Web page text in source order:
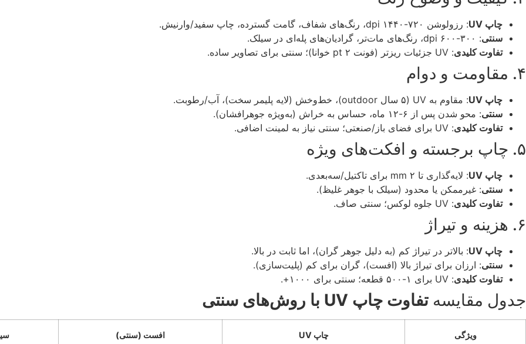
چاپ UV
: رزولوشن ۷۲۰-۱۴۴۰ dpi، رنگ‌های شفاف، گامت گسترده، چاپ سفید/وارنیش.
سنتی: ۳۰۰-۶۰۰ dpi، رنگ‌های مات‌تر، گرادیان‌های پله‌ای در سیلک.
تفاوت کلیدی: UV جزئیات ریزتر (فونت ۲ pt خوانا)؛ سنتی برای تصاویر ساده.
۴. مقاومت و دوام
چاپ UV
: مقاوم به UV (۵ سال outdoor)، خط‌وخش (لایه پلیمر سخت)، آب/رطوبت.
سنتی: محو شدن پس از ۶-۱۲ ماه، حساس به خراش (به‌ویژه جوهرافشان).
تفاوت کلیدی: UV برای فضای باز/صنعتی؛ سنتی نیاز به لمینت اضافی.
۵. چاپ برجسته و افکت‌های ویژه
چاپ UV
: لایه‌گذاری تا ۲ mm برای تاکتیل/سه‌بعدی.
سنتی: غیرممکن یا محدود (سیلک با جوهر غلیظ).
تفاوت کلیدی: UV جلوه لوکس؛ سنتی صاف.
۶. هزینه و تیراژ
چاپ UV
: بالاتر در تیراژ کم (به دلیل جوهر گران)، اما ثابت در بالا.
سنتی: ارزان برای تیراژ بالا (افست)، گران برای کم (پلیت‌سازی).
تفاوت کلیدی: UV برای ۱-۵۰۰ قطعه؛ سنتی برای ۱۰۰۰+.
جدول مقایسه تفاوت چاپ UV با روش‌های سنتی
ویژگی چاپ UV افست (سنتی)